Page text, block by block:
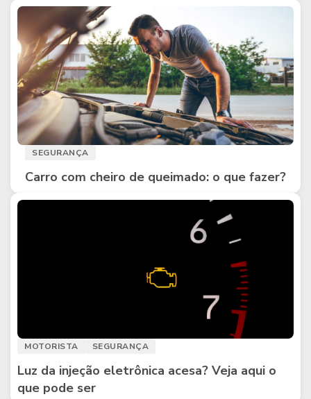
SEGURANÇA
Carro com cheiro de queimado: o que fazer?
MOTORISTA SEGURANÇA
Luz da injeção eletrônica acesa? Veja aqui o
que pode ser